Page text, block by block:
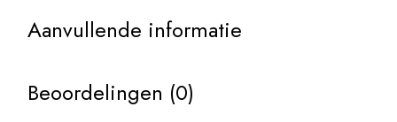
Aanvullende informatie
Beoordelingen (0)